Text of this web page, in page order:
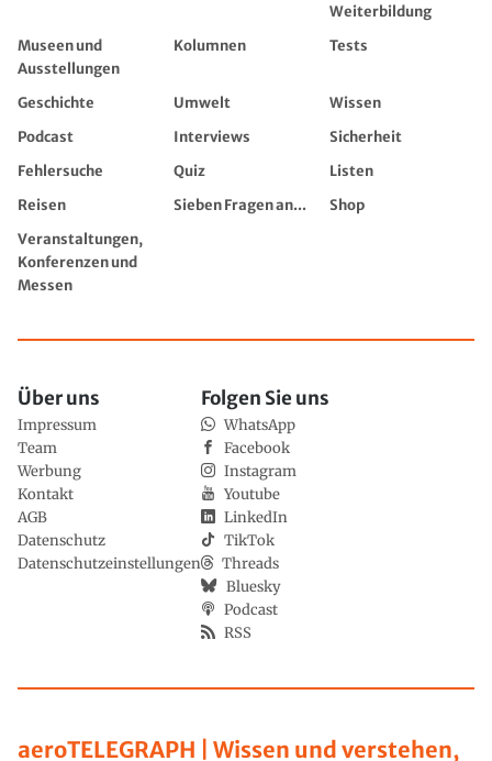
Weiterbildung
Museen und
Ausstellungen
Kolumnen Tests
Geschichte Umwelt
Wissen
Podcast
Interviews
Sicherheit
Fehlersuche
Quiz
Listen
Reisen
Sieben Fragen an...
Shop
Veranstaltungen,
Konferenzen und
Messen
aeroTELEGRAPH | Wissen und verstehen,
Über uns
Impressum
Team
Werbung
Kontakt
AGB
Datenschutz
Datenschutzeinstellungen
Folgen Sie uns
WhatsApp
Facebook
Instagram
Youtube
LinkedIn
TikTok
Threads
Bluesky
Podcast
RSS